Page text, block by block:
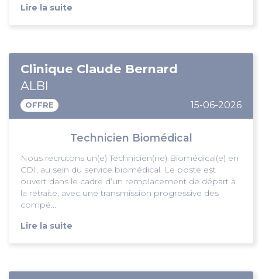
Lire la suite
Clinique Claude Bernard
ALBI
OFFRE 15-06-2026
Technicien Biomédical
Nous recrutons un(e) Technicien(ne) Biomédical(e) en
CDI, au sein du service biomédical. Le poste est
ouvert dans le cadre d’un remplacement de départ à
la retraite, avec une transmission progressive des
compé...
Lire la suite